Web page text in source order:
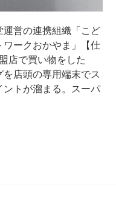
運営の連携組織「こど
ワークおかやま」【仕
店で買い物をした
店頭の専用端末でス
ントが溜まる。スーパ